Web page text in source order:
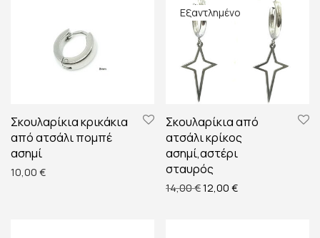
Σκουλαρίκια κρικάκια
από ατσάλι πομπέ
ασημί
10,00 €
Σκουλαρίκια από
ατσάλι κρίκος
ασημί,αστέρι
σταυρός
14,00€Original price was: 14,00
12,00 €Η τρέχουσα τιμή